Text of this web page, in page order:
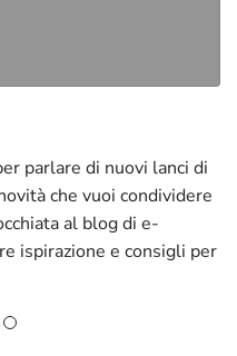
parlare di nuovi lanci di
che vuoi condividere
al blog di e-
ispirazione e consigli per